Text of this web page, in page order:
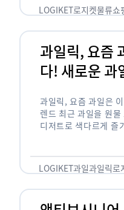
LOGIKET로지켓물류쇼
과일릭, 요즘
다! 새로운 과
과일릭, 요즘 과일은
렌드 최근 과일을 원
디저트로 색다르게
…
LOGIKET과일과일릭로